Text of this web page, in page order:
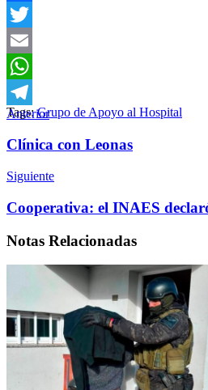
Facebook
Twitter
Email
WhatsApp
Telegram
Tags: Grupo de Apoyo al Hospital
Anterior
Clínica con Leonas
Siguiente
Cooperativa: el INAES
Notas Relacionadas